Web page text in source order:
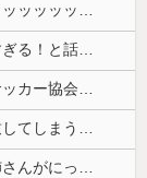
【画像】北朝鮮のビアガール、エッッッッッッッッッッッッッッッッッ！
昭和を代表する女優の晩年があまりにも寂しすぎる！と話題に、自身の子供を餓死する寸前までネグレクトした挙句……
韓国人「英メディアや海外各社も一斉に韓国サッカー協会を巡る過去の不祥事を報道！」→「国際的な信用失墜の危機‥」
【悲報】ヤニねこで抜けるキャラ、74%が一致してしまうｗｗｗｗｗ
会社のカメラ部で「商品を手に持って水着お姉さんがにっこり」を撮影、だがお姉さんは素人アルバイトで親バレした結果……